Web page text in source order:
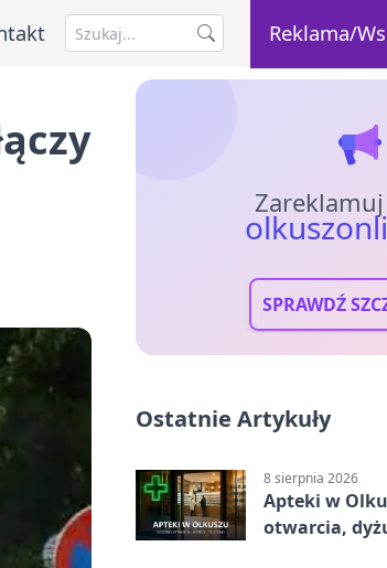
Reklama/
SPRAWDŹ
Ostatnie Artykuły
8 sierpnia 2026
Apteki w
otwarcia,